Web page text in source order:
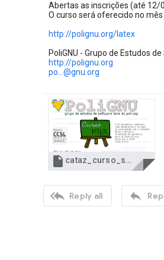
Abertas as inscrições (até 12/
O curso será oferecido no
http://polignu.org/latex
PoliGNU - Grupo de Estudos
http://polignu.org
po...@gnu.org
 cataz_curso_small.png
 Reply all 